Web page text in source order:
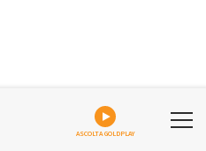
ASCOLTA GOLDPLAY